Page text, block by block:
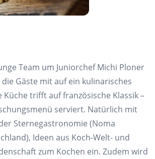
Team um Juniorchef Michi Ploner
die Gäste mit auf ein kulinarisches
Küche trifft auf französische Klassik –
serviert. Natürlich mit
Sternegastronomie (Noma
Ideen aus Koch-Welt- und
zum Kochen ein. Zudem wird